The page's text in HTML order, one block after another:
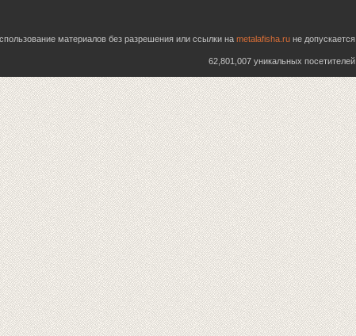
материалов без разрешения или ссылки на metalafisha.ru не допускается
62,801,007 уникальных посетителей